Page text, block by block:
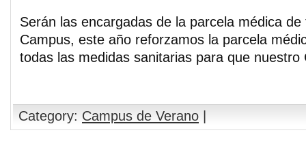
Serán las encargadas de la parcela médica
Campus, este año reforzamos la parcela
todas las medidas sanitarias para que nuestro
Category: Campus de Verano